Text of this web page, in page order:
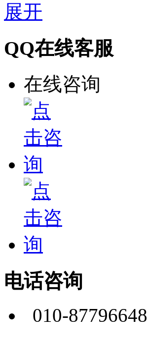
展开
QQ在线客服
在线咨询
电话咨询
010-87796648